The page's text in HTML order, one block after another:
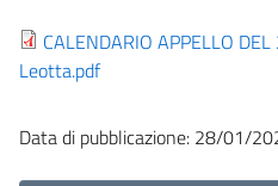
CALENDARIO APPELLO
Leotta.pdf
Data di pubblicazione: 28/01/